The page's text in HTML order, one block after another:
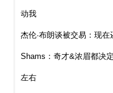
动我
杰伦·布朗谈被交易：现
Shams：奇才&浓眉都决
左右